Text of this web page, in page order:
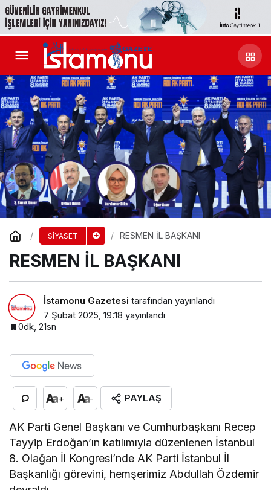
SİYASET RESMEN İL BAŞKANI
RESMEN İL BAŞKANI
İstamonu Gazetesi tarafından yayınlandı
7 Şubat 2025, 19:18 yayınlandı
0dk, 21sn
+ - PAYLAŞ
AK Parti Genel Başkanı ve Cumhurbaşkanı Recep
Tayyip Erdoğan’ın katılımıyla düzenlenen İstanbul
8. Olağan İl Kongresi’nde AK Parti İstanbul İl
Başkanlığı görevini, hemşerimiz Abdullah Özdemir